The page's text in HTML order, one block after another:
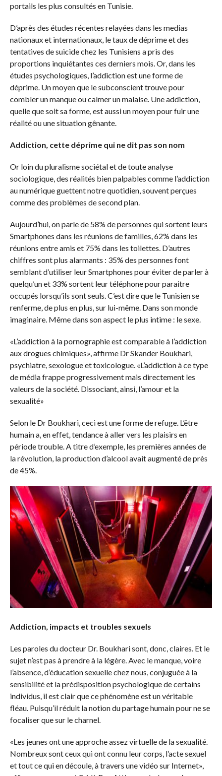
portails les plus consultés en Tunisie.
D’après des études récentes relayées dans les medias
nationaux et internationaux, le taux de déprime et des
tentatives de suicide chez les Tunisiens a pris des
proportions inquiétantes ces derniers mois. Or, dans les
études psychologiques, l’addiction est une forme de
déprime. Un moyen que le subconscient trouve pour
combler un manque ou calmer un malaise. Une addiction,
quelle que soit sa forme, est aussi un moyen pour fuir une
réalité ou une situation gênante.
Addiction, cette déprime qui ne dit pas son nom
Or loin du pluralisme sociétal et de toute analyse
sociologique, des réalités bien palpables comme l’addiction
au numérique guettent notre quotidien, souvent perçues
comme des problèmes de second plan.
Aujourd’hui, on parle de 58% de personnes qui sortent leurs
Smartphones dans les réunions de familles, 62% dans les
réunions entre amis et 75% dans les toilettes. D’autres
chiffres sont plus alarmants : 35% des personnes font
semblant d’utiliser leur Smartphones pour éviter de parler à
quelqu’un et 33% sortent leur téléphone pour paraitre
occupés lorsqu’ils sont seuls. C’est dire que le Tunisien se
renferme, de plus en plus, sur lui-même. Dans son monde
imaginaire. Même dans son aspect le plus intime : le sexe.
«L’addiction à la pornographie est comparable à l’addiction
aux drogues chimiques», affirme Dr Skander Boukhari,
psychiatre, sexologue et toxicologue. «L’addiction à ce type
de média frappe progressivement mais directement les
valeurs de la société. Dissociant, ainsi, l’amour et la
sexualité»
Selon le Dr Boukhari, ceci est une forme de refuge. L’être
humain a, en effet, tendance à aller vers les plaisirs en
période trouble. A titre d’exemple, les premières années de
la révolution, la production d’alcool avait augmenté de près
de 45%.
Addiction, impacts et troubles sexuels
Les paroles du docteur Dr. Boukhari sont, donc, claires. Et le
sujet n’est pas à prendre à la légère. Avec le manque, voire
l’absence, d’éducation sexuelle chez nous, conjuguée à la
sensibilité et la prédisposition psychologique de certains
individus, il est clair que ce phénomène est un véritable
fléau. Puisqu’il réduit la notion du partage humain pour ne se
focaliser que sur le charnel.
«Les jeunes ont une approche assez virtuelle de la sexualité.
Nombreux sont ceux qui ont connu leur corps, l’acte sexuel
et tout ce qui en découle, à travers une vidéo sur Internet»,